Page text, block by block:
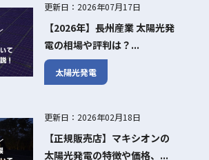
更新日：2026年07月17日
【2026年】長州産業 太陽光発
電の相場や評判は？...
太陽光発電
更新日：2026年02月18日
【正規販売店】マキシオンの
太陽光発電の特徴や価格、...